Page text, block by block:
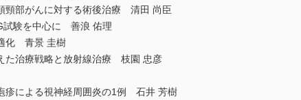
頸部がんに対する術後治療 清田 尚臣
試験を中心に 善浪 佑理
化 青景 圭樹
た治療戦略と放射線治療 枝園 忠彦
疹による視神経周囲炎の1例 石井 芳樹